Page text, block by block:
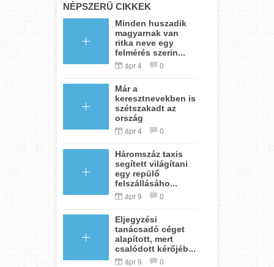
NÉPSZERŰ CIKKEK
Minden huszadik
magyarnak van
ritka neve egy
felmérés szerin...
ápr 4 0
Már a
keresztnevekben is
szétszakadt az
ország
ápr 4 0
Háromszáz taxis
segített világítani
egy repülő
felszállásáho...
ápr 9 0
Eljegyzési
tanácsadó céget
alapított, mert
csalódott kérőjéb...
ápr 9 0